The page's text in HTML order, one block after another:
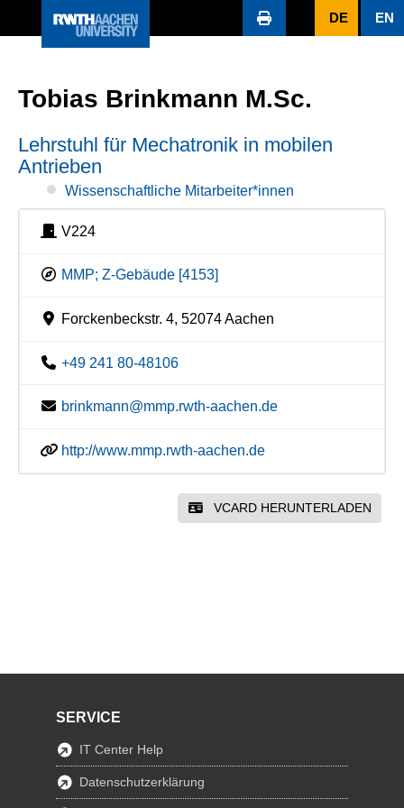
DE EN
Tobias Brinkmann M.Sc.
Lehrstuhl für Mechatronik in mobilen
Antrieben
Wissenschaftliche Mitarbeiter*innen
V224
MMP; Z-Gebäude [4153]
Forckenbeckstr. 4, 52074 Aachen
+49 241 80-48106
brinkmann@mmp.rwth-aachen.de
http://www.mmp.rwth-aachen.de
VCARD HERUNTERLADEN
SERVICE
IT Center Help
Datenschutzerklärung